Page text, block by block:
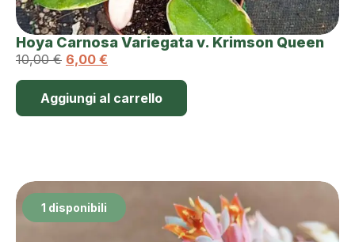
Hoya Carnosa Variegata v. Krimson Queen
10,00€ 6,00 €
Aggiungi al carrello
1 disponibili